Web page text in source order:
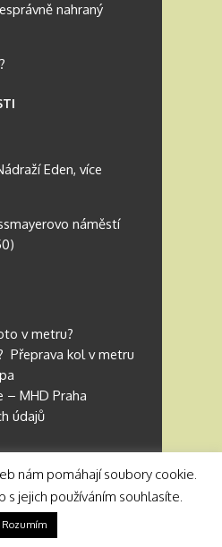
nahraný
Eden, více
náměstí
v metru?
Přeprava kol v metru
– MHD Praha
údajů
nám pomáhají soubory cookie.
s jejich používáním souhlasíte.
Rozumím